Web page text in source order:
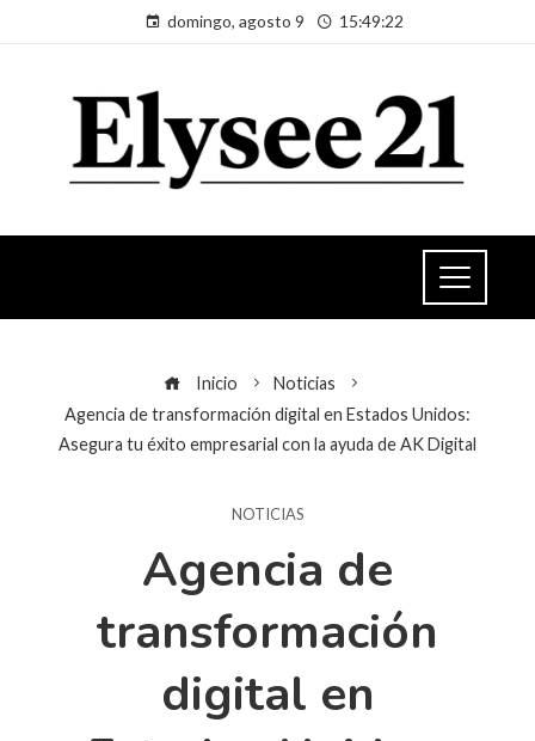
domingo, agosto 9 15:49:23
Inicio
Noticias
Agencia de transformación digital en Estados Unidos:
Asegura tu éxito empresarial con la ayuda de AK Digital
NOTICIAS
Agencia de
transformación
digital en